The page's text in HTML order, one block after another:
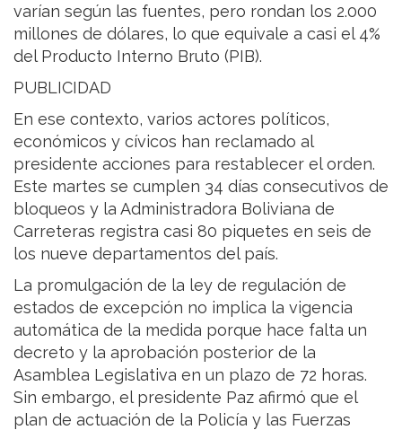
varían según las fuentes, pero rondan los 2.000
millones de dólares, lo que equivale a casi el 4%
del Producto Interno Bruto (PIB).
PUBLICIDAD
En ese contexto, varios actores políticos,
económicos y cívicos han reclamado al
presidente acciones para restablecer el orden.
Este martes se cumplen 34 días consecutivos de
bloqueos y la Administradora Boliviana de
Carreteras registra casi 80 piquetes en seis de
los nueve departamentos del país.
La promulgación de la ley de regulación de
estados de excepción no implica la vigencia
automática de la medida porque hace falta un
decreto y la aprobación posterior de la
Asamblea Legislativa en un plazo de 72 horas.
Sin embargo, el presidente Paz afirmó que el
plan de actuación de la Policía y las Fuerzas